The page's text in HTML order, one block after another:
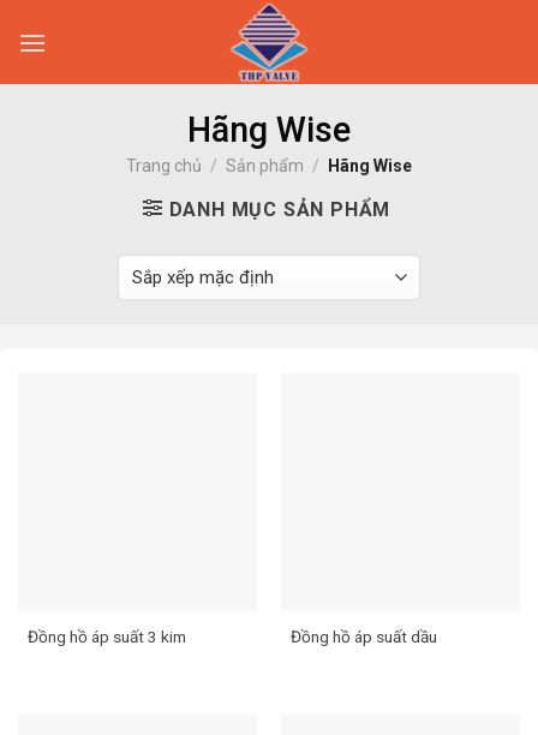
Hãng Wise
Trang chủ / Sản phẩm / Hãng Wise
DANH MỤC SẢN PHẨM
Đồng hồ áp suất 3 kim Đồng hồ áp suất dầu